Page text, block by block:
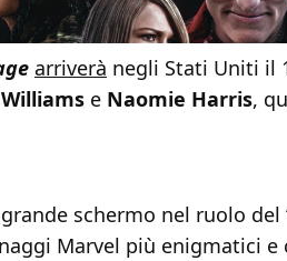
arriverà negli Stati Uniti il
e Naomie Harris,
schermo nel ruolo del
Marvel più enigmatici